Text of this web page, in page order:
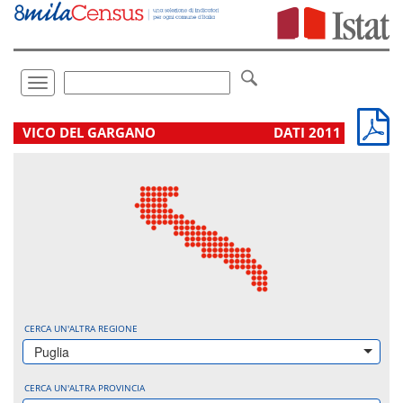
Vai
direttamente
Toggle
navigation
.
VICO DEL GARGANO DATI 2011
CERCA UN'ALTRA REGIONE
Puglia
CERCA UN'ALTRA PROVINCIA